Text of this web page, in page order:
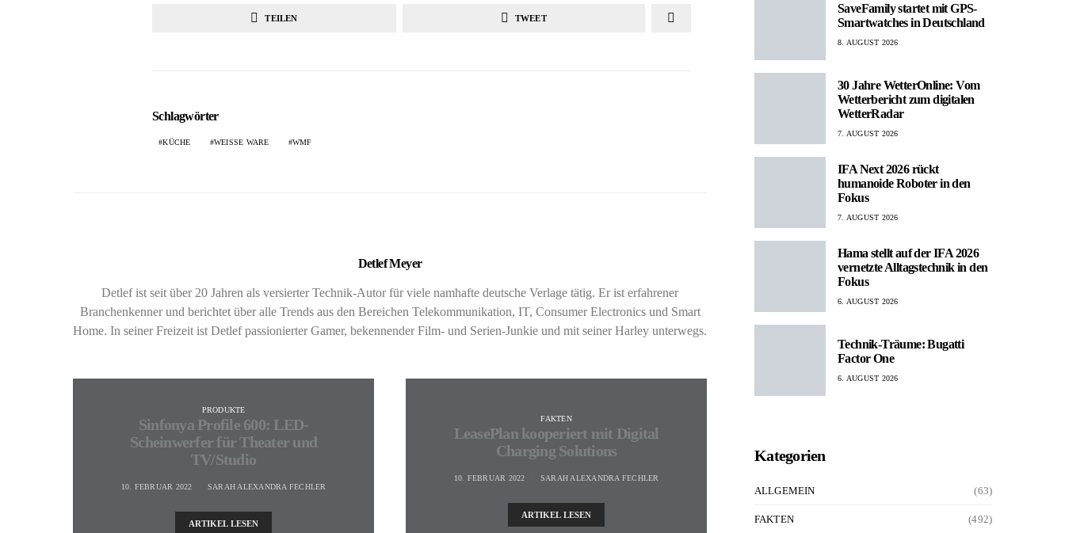
TEILEN TWEET
Schlagwörter
KÜCHE WEISSE WARE WMF
Detlef Meyer
Detlef ist seit über 20 Jahren als versierter Technik-Autor für viele namhafte deutsche Verlage tätig. Er ist erfahrener
Branchenkenner und berichtet über alle Trends aus den Bereichen Telekommunikation, IT, Consumer Electronics und Smart
Home. In seiner Freizeit ist Detlef passionierter Gamer, bekennender Film- und Serien-Junkie und mit seiner Harley unterwegs.
PRODUKTE
Sinfonya Profile 600: LED-
Scheinwerfer für Theater und
TV/Studio
10. FEBRUAR 2022 SARAH ALEXANDRA FECHLER
ARTIKEL LESEN
FAKTEN
LeasePlan kooperiert mit Digital
Charging Solutions
10. FEBRUAR 2022 SARAH ALEXANDRA FECHLER
ARTIKEL LESEN
SaveFamily startet mit GPS-
Smartwatches in Deutschland
8. AUGUST 2026
30 Jahre WetterOnline: Vom
Wetterbericht zum digitalen
WetterRadar
7. AUGUST 2026
IFA Next 2026 rückt
humanoide Roboter in den
Fokus
7. AUGUST 2026
Hama stellt auf der IFA 2026
vernetzte Alltagstechnik in den
Fokus
6. AUGUST 2026
Technik-Träume: Bugatti
Factor One
6. AUGUST 2026
Kategorien
ALLGEMEIN (63)
FAKTEN (492)